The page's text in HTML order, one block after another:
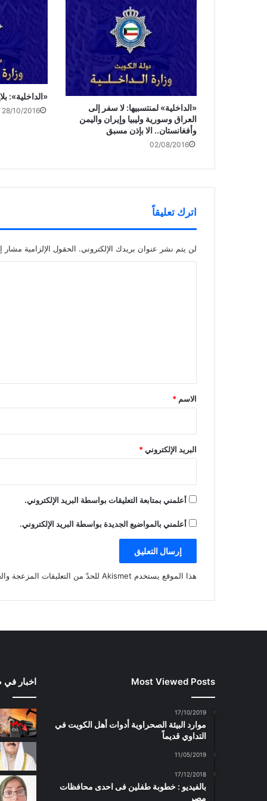
«الداخلية» لمنتسبيها: لا سفر إلى
العراق وسورية وليبيا وإيران واليمن
وأفغانستان.. الا بإذن مسبق
02/08/2016
«الداخلية»:
28/10/2016
اترك تعليقاً
لن يتم نشر عنوان بريدك الإلكتروني. الحقول الإلزامية مشار
*
الاسم *
البريد الإلكتروني*
أعلمني بمتابعة التعليقات بواسطة البريد الإلكتروني.
أعلمني بالمواضيع الجديدة بواسطة البريد الإلكتروني.
هذا الموقع يستخدم Akismet للحدّ من التعليقات المزعجة والغير مرغوبة.
Most Viewed Posts
17/10/2019
موارد البيئة الصحراوية أدوات أهل الكويت في
التداوي قديماً
11/05/2019
17/12/2018
بالفيديو : خطوبة طفلين فى احدى محافظات
مصر
اخبار في